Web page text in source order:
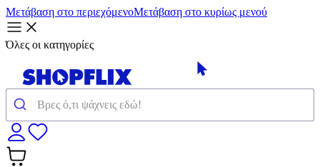
Μετάβαση στο περιεχόμενοΜετάβαση στο κυρίως μενού
Όλες οι κατηγορίες